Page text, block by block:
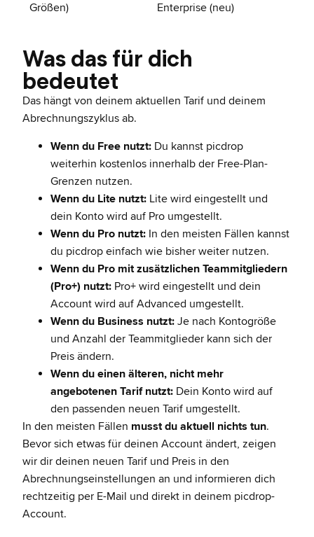
Größen)
Enterprise (neu)
Was das für dich
bedeutet
Das hängt von deinem aktuellen Tarif und deinem
Abrechnungszyklus ab.
Wenn du Free nutzt: Du kannst picdrop
weiterhin kostenlos innerhalb der Free-Plan-
Grenzen nutzen.
Wenn du Lite nutzt: Lite wird eingestellt und
dein Konto wird auf Pro umgestellt.
Wenn du Pro nutzt: In den meisten Fällen kannst
du picdrop einfach wie bisher weiter nutzen.
Wenn du Pro mit zusätzlichen Teammitgliedern
(Pro+) nutzt: Pro+ wird eingestellt und dein
Account wird auf Advanced umgestellt.
Wenn du Business nutzt: Je nach Kontogröße
und Anzahl der Teammitglieder kann sich der
Preis ändern.
Wenn du einen älteren, nicht mehr
angebotenen Tarif nutzt: Dein Konto wird auf
den passenden neuen Tarif umgestellt.
In den meisten Fällen musst du aktuell nichts tun.
Bevor sich etwas für deinen Account ändert, zeigen
wir dir deinen neuen Tarif und Preis in den
Abrechnungseinstellungen an und informieren dich
rechtzeitig per E-Mail und direkt in deinem picdrop-
Account.